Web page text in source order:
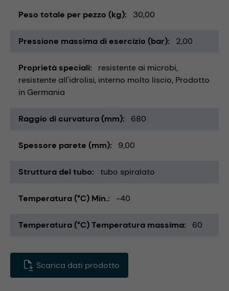
Peso totale per pezzo (kg) 30,00
Pressione massima di esercizio (bar) 2,00
Proprietà speciali
resistente ai microbi
resistente all'idrolisi interno molto liscio Prodotto
in Germania
Raggio di curvatura (mm) 680
Spessore parete (mm) 9,00
Struttura del tubo tubo spiralato
Temperatura (°C) Min. -40
Temperatura (°C) Temperatura massima 60
Scarica dati prodotto